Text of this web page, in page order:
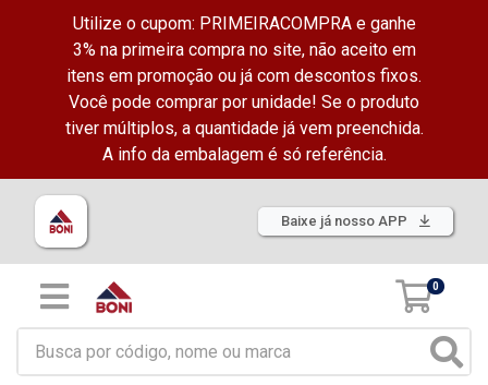
Utilize o cupom: PRIMEIRACOMPRA e ganhe
3% na primeira compra no site, não aceito em
itens em promoção ou já com descontos fixos.
Você pode comprar por unidade! Se o produto
tiver múltiplos, a quantidade já vem preenchida.
A info da embalagem é só referência.
Baixe já nosso APP
0